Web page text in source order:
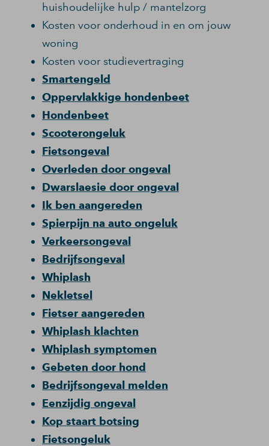
huishoudelijke hulp / mantelzorg
Kosten voor onderhoud in en om jouw
woning
Kosten voor studievertraging
Smartengeld
Oppervlakkige hondenbeet
Hondenbeet
Scooterongeluk
Fietsongeval
Overleden door ongeval
Dwarslaesie door ongeval
Ik ben aangereden
Spierpijn na auto ongeluk
Verkeersongeval
Bedrijfsongeval
Whiplash
Nekletsel
Fietser aangereden
Whiplash klachten
Whiplash symptomen
Gebeten door hond
Bedrijfsongeval melden
Eenzijdig ongeval
Kop staart botsing
Fietsongeluk